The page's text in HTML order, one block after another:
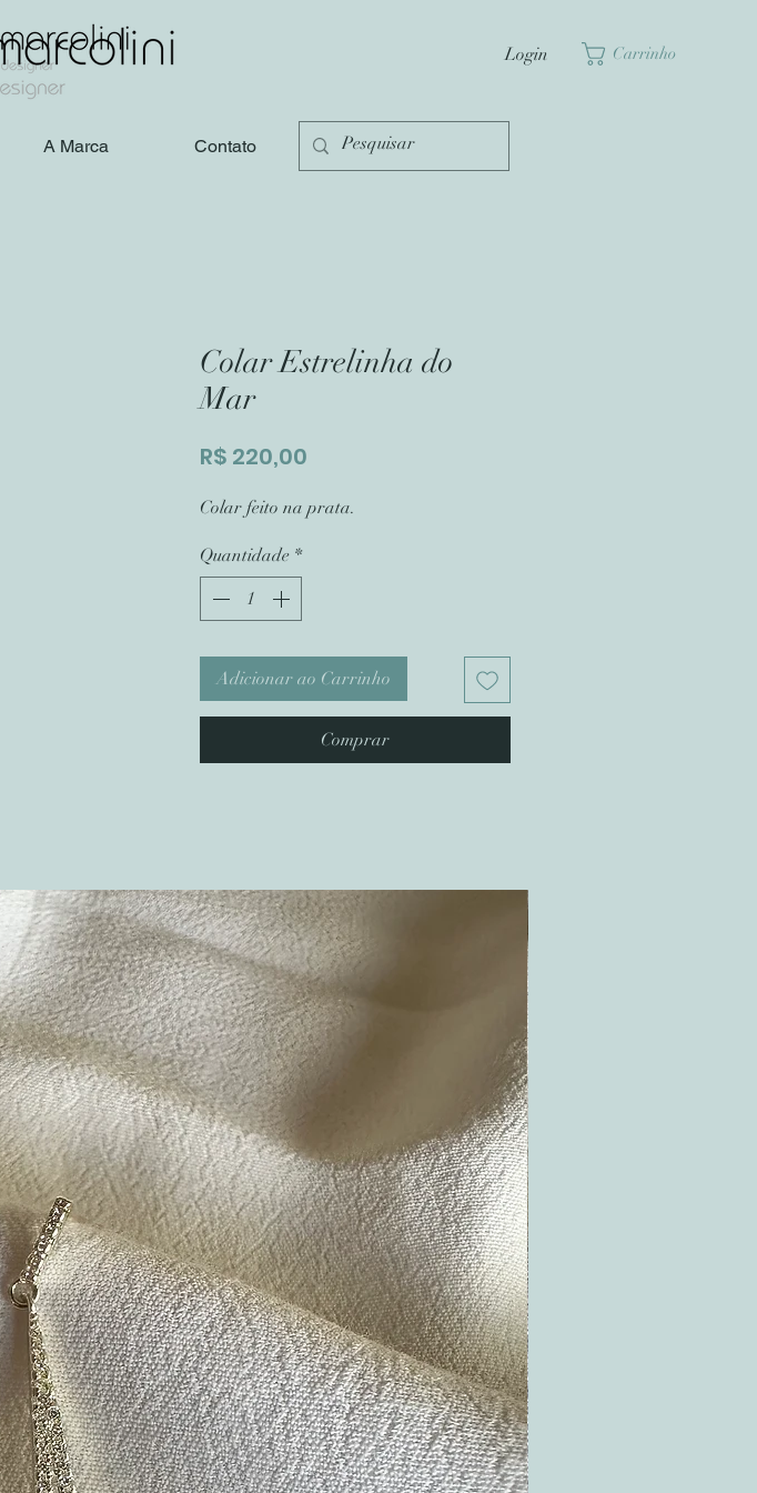
Carrinho
Login
A Marca Contato
Colar Estrelinha do
Mar
R$ 220,00
Colar feito na prata.
Quantidade *
Adicionar ao Carrinho
Comprar